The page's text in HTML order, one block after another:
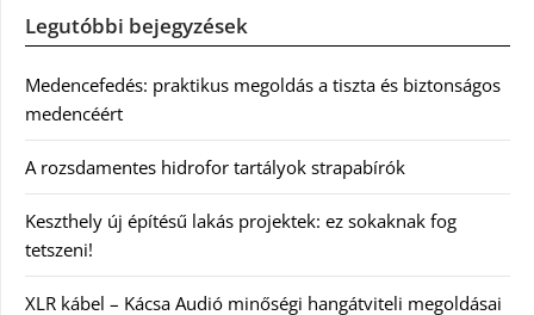
Legutóbbi bejegyzések
Medencefedés: praktikus megoldás a tiszta és biztonságos
medencéért
A rozsdamentes hidrofor tartályok strapabírók
Keszthely új építésű lakás projektek: ez sokaknak fog
tetszeni!
XLR kábel – Kácsa Audió minőségi hangátviteli megoldásai